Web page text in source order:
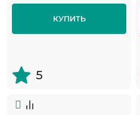
КУПИТЬ
5